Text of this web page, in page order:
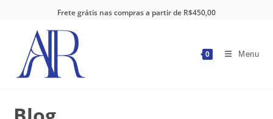
Frete grátis nas compras a partir de R$450,00
0 Menu